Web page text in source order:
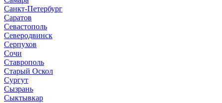
Санкт-Петербург
Саратов
Севастополь
Северодвинск
Серпухов
Сочи
Ставрополь
Старый Оскол
Сургут
Сызрань
Сыктывкар